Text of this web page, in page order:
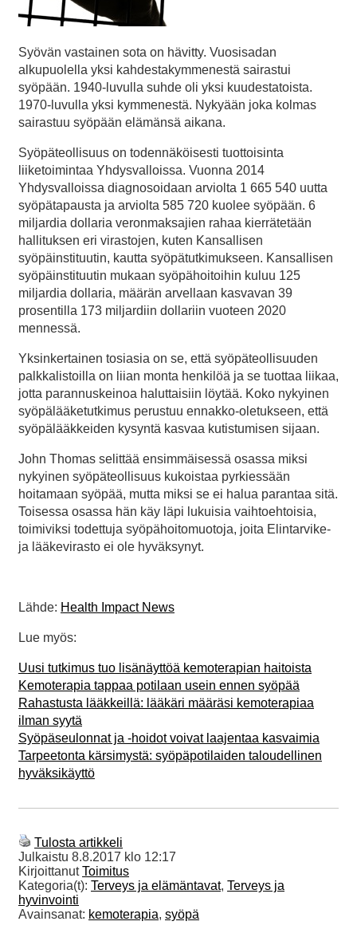
Syövän vastainen sota on hävitty. Vuosisadan
alkupuolella yksi kahdestakymmenestä sairastui
syöpään. 1940-luvulla suhde oli yksi kuudestatoista.
1970-luvulla yksi kymmenestä. Nykyään joka kolmas
sairastuu syöpään elämänsä aikana.
Syöpäteollisuus on todennäköisesti tuottoisinta
liiketoimintaa Yhdysvalloissa. Vuonna 2014
Yhdysvalloissa diagnosoidaan arviolta 1 665 540 uutta
syöpätapausta ja arviolta 585 720 kuolee syöpään. 6
miljardia dollaria veronmaksajien rahaa kierrätetään
hallituksen eri virastojen, kuten Kansallisen
syöpäinstituutin, kautta syöpätutkimukseen. Kansallisen
syöpäinstituutin mukaan syöpähoitoihin kuluu 125
miljardia dollaria, määrän arvellaan kasvavan 39
prosentilla 173 miljardiin dollariin vuoteen 2020
mennessä.
Yksinkertainen tosiasia on se, että syöpäteollisuuden
palkkalistoilla on liian monta henkilöä ja se tuottaa liikaa,
jotta parannuskeinoa haluttaisiin löytää. Koko nykyinen
syöpälääketutkimus perustuu ennakko-oletukseen, että
syöpälääkkeiden kysyntä kasvaa kutistumisen sijaan.
John Thomas selittää ensimmäisessä osassa miksi
nykyinen syöpäteollisuus kukoistaa pyrkiessään
hoitamaan syöpää, mutta miksi se ei halua parantaa sitä.
Toisessa osassa hän käy läpi lukuisia vaihtoehtoisia,
toimiviksi todettuja syöpähoitomuotoja, joita Elintarvike-
ja lääkevirasto ei ole hyväksynyt.
Lähde: Health Impact News
Lue myös:
Uusi tutkimus tuo lisänäyttöä kemoterapian haitoista
Kemoterapia tappaa potilaan usein ennen syöpää
Rahastusta lääkkeillä: lääkäri määräsi kemoterapiaa
ilman syytä
Syöpäseulonnat ja -hoidot voivat laajentaa kasvaimia
Tarpeetonta kärsimystä: syöpäpotilaiden taloudellinen
hyväksikäyttö
Tulosta artikkeli
Julkaistu 8.8.2017 klo 12:17
KirjoittanutToimitus
Kategoria(t): Terveys ja elämäntavat, Terveys ja
hyvinvointi
Avainsanat: kemoterapia, syöpä